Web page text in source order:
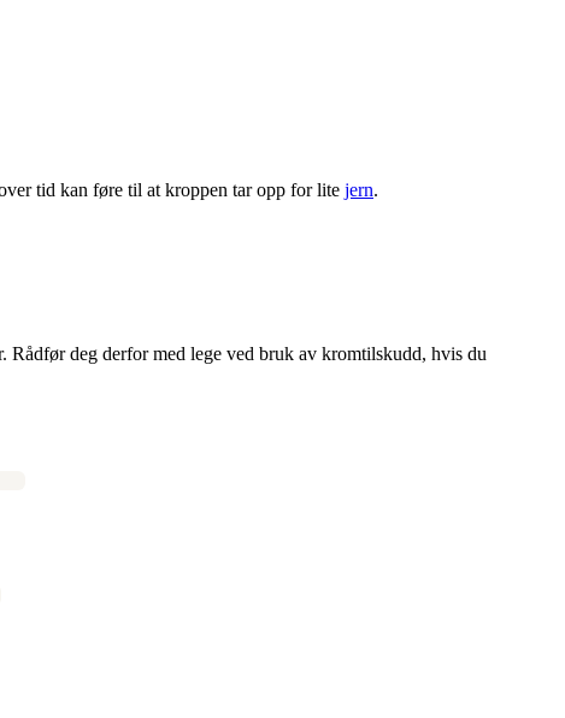
tid kan føre til at kroppen tar opp for lite jern.
deg derfor med lege ved bruk av kromtilskudd, hvis du